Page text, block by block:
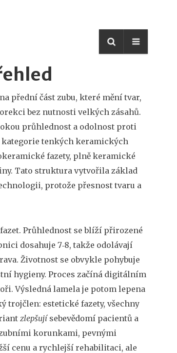
přední část zubu, které mění tvar,
bez nutnosti velkých zásahů.
průhlednost a odolnost proti
kategorie tenkých keramických
fazety, plně keramické
. Tato struktura vytvořila základ
protože přesnost tvaru a
Průhlednost se blíží přirozené
dosahuje 7‑8, takže odolávají
Životnost se obvykle pohybuje
hygieny. Proces začíná digitálním
Výsledná lamela je potom lepena
trojčlen: estetické fazety, všechny
zlepšujísebevědomí pacientů a
korunkami, pevnými
cenu a rychlejší rehabilitaci, ale